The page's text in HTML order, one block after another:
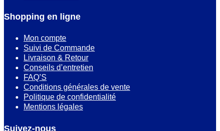
Shopping en ligne
Mon compte
Suivi de Commande
Livraison & Retour
Conseils d’entretien
FAQ’S
Conditions générales de vente
Politique de confidentialité
Mentions légales
Suivez-nous